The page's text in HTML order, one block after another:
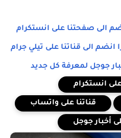
الى صفحتنا على انستكرام
الى قناتنا على تيلي جرام
جوجل لمعرفة كل جديد
انستكرام
قناتنا على واتساب
أخبار جوجل